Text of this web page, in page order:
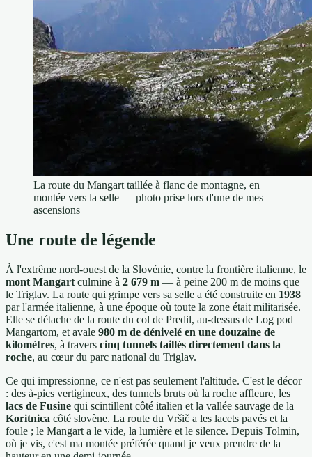
La route du Mangart taillée à flanc de montagne, en
montée vers la selle — photo prise lors d'une de mes
ascensions
Une route de légende
À l'extrême nord-ouest de la Slovénie, contre la frontière italienne, le
mont Mangart culmine à 2 679 m — à peine 200 m de moins que
le Triglav. La route qui grimpe vers sa selle a été construite en 1938
par l'armée italienne, à une époque où toute la zone était militarisée.
Elle se détache de la route du col de Predil, au-dessus de Log pod
Mangartom, et avale 980 m de dénivelé en une douzaine de
kilomètres, à travers cinq tunnels taillés directement dans la
roche, au cœur du parc national du Triglav.
Ce qui impressionne, ce n'est pas seulement l'altitude. C'est le décor
: des à-pics vertigineux, des tunnels bruts où la roche affleure, les
lacs de Fusine qui scintillent côté italien et la vallée sauvage de la
Koritnica côté slovène. La route du Vršič a les lacets pavés et la
foule ; le Mangart a le vide, la lumière et le silence. Depuis Tolmin,
où je vis, c'est ma montée préférée quand je veux prendre de la